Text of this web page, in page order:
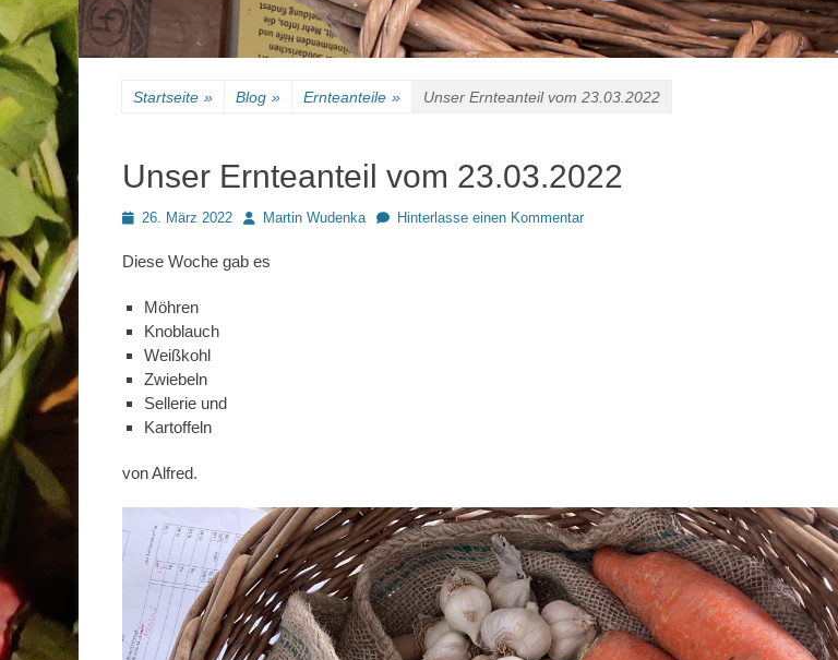
Startseite » Blog » Ernteanteile » Unser Ernteanteil vom 23.03.2022
Unser Ernteanteil vom 23.03.2022
Posted26. März 2022 AutorMartin Wudenka Hinterlasse einen Kommentar
Diese Woche gab es
Möhren
Knoblauch
Weißkohl
Zwiebeln
Sellerie und
Kartoffeln
von Alfred.